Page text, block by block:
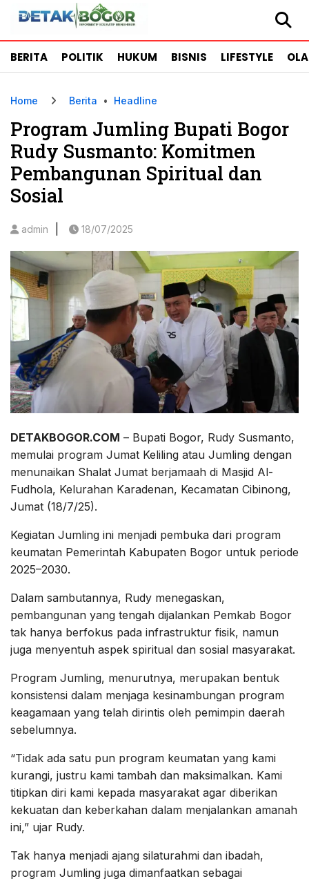
BERITA POLITIK HUKUM BISNIS LIFESTYLE
Home Berita • Headline
Program Jumling Bupati Bogor
Rudy Susmanto: Komitmen
Pembangunan Spiritual dan
Sosial
admin 18/07/2025
DETAKBOGOR.COM – Bupati Bogor, Rudy Susmanto,
memulai program Jumat Keliling atau Jumling dengan
menunaikan Shalat Jumat berjamaah di Masjid Al-
Fudhola, Kelurahan Karadenan, Kecamatan Cibinong,
Jumat (18/7/25).
Kegiatan Jumling ini menjadi pembuka dari program
keumatan Pemerintah Kabupaten Bogor untuk periode
2025–2030.
Dalam sambutannya, Rudy menegaskan,
pembangunan yang tengah dijalankan Pemkab Bogor
tak hanya berfokus pada infrastruktur fisik, namun
juga menyentuh aspek spiritual dan sosial masyarakat.
Program Jumling, menurutnya, merupakan bentuk
konsistensi dalam menjaga kesinambungan program
keagamaan yang telah dirintis oleh pemimpin daerah
sebelumnya.
“Tidak ada satu pun program keumatan yang kami
kurangi, justru kami tambah dan maksimalkan. Kami
titipkan diri kami kepada masyarakat agar diberikan
kekuatan dan keberkahan dalam menjalankan amanah
ini,” ujar Rudy.
Tak hanya menjadi ajang silaturahmi dan ibadah,
program Jumling juga dimanfaatkan sebagai